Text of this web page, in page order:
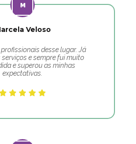
Veloso
desse lugar. Já
e sempre fui muito
e superou as minhas
expectativas.